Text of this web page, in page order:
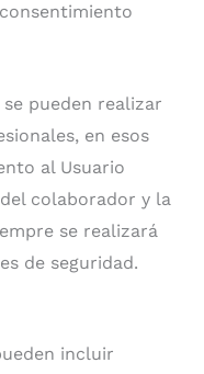
pueden realizar
en esos
al Usuario
colaborador y la
se realizará
de seguridad.
incluir